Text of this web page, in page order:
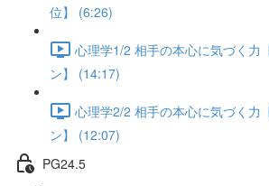
位】 (6:26)
心理学1/2 相手の本心に気づく力
ン】 (14:17)
心理学2/2 相手の本心に気づく力
ン】 (12:07)
PG24.5